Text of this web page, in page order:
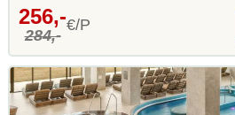
256,-
284,-
€/P